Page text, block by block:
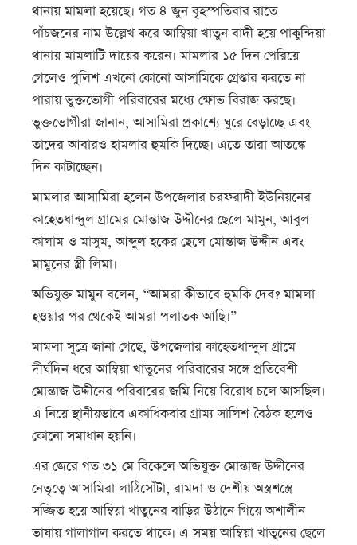
থানায় মামলা হয়েছে। গত ৪ জুন বৃহস্পতিবার রাতে
পাঁচজনের নাম উল্লেখ করে আম্বিয়া খাতুন বাদী হয়ে পাকুন্দিয়া
থানায় মামলাটি দায়ের করেন। মামলার ১৫ দিন পেরিয়ে
গেলেও পুলিশ এখনো কোনো আসামিকে গ্রেপ্তার করতে না
পারায় ভুক্তভোগী পরিবারের মধ্যে ক্ষোভ বিরাজ করছে।
ভুক্তভোগীরা জানান, আসামিরা প্রকাশ্যে ঘুরে বেড়াচ্ছে এবং
তাদের আবারও হামলার হুমকি দিচ্ছে। এতে তারা আতঙ্কে
দিন কাটাচ্ছেন।
মামলার আসামিরা হলেন উপজেলার চরফরাদী ইউনিয়নের
কাহেতধান্দুল গ্রামের মোন্তাজ উদ্দীনের ছেলে মামুন, আবুল
কালাম ও মাসুম, আব্দুল হকের ছেলে মোন্তাজ উদ্দীন এবং
মামুনের স্ত্রী লিমা।
অভিযুক্ত মামুন বলেন, “আমরা কীভাবে হুমকি দেব? মামলা
হওয়ার পর থেকেই আমরা পলাতক আছি।”
মামলা সূত্রে জানা গেছে, উপজেলার কাহেতধান্দুল গ্রামে
দীর্ঘদিন ধরে আম্বিয়া খাতুনের পরিবারের সঙ্গে প্রতিবেশী
মোন্তাজ উদ্দীনের পরিবারের জমি নিয়ে বিরোধ চলে আসছিল।
এ নিয়ে স্থানীয়ভাবে একাধিকবার গ্রাম্য সালিশ-বৈঠক হলেও
কোনো সমাধান হয়নি।
এর জেরে গত ৩১ মে বিকেলে অভিযুক্ত মোন্তাজ উদ্দীনের
নেতৃত্বে আসামিরা লাঠিসোঁটা, রামদা ও দেশীয় অস্ত্রশস্ত্রে
সজ্জিত হয়ে আম্বিয়া খাতুনের বাড়ির উঠানে গিয়ে অশালীন
ভাষায় গালাগাল করতে থাকে। এ সময় আম্বিয়া খাতুনের ছেলে